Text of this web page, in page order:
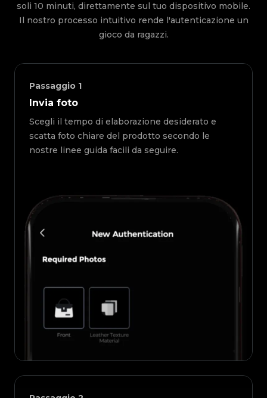
soli 10 minuti, direttamente sul tuo dispositivo mobile.
Il nostro processo intuitivo rende l'autenticazione un
gioco da ragazzi.
Passaggio 1
Invia foto
Scegli il tempo di elaborazione desiderato e
scatta foto chiare del prodotto secondo le
nostre linee guida facili da seguire.